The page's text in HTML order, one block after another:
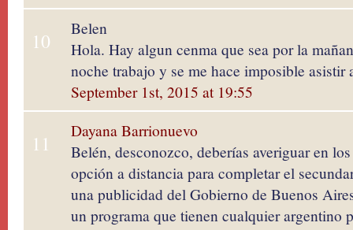
10
Belen
Hola. Hay algun cenma que sea por la
noche trabajo y se me hace imposible asistir
September 1st, 2015 at 19:55
11
Dayana Barrionuevo
Belén, desconozco, deberías averiguar en
opción a distancia para completar el
una publicidad del Gobierno de Buenos
un programa que tienen cualquier argentino